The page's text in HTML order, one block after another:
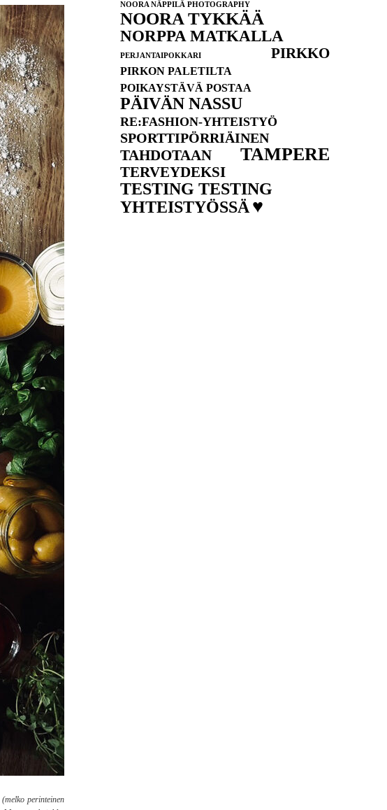
(melko perinteinen
NOORA NÄPPILÄ PHOTOGRAPHY
NOORA TYKKÄÄ
NORPPA MATKALLA
PERJANTAIPOKKARI PIRKKO
PIRKON PALETILTA
POIKAYSTÄVÄ POSTAA
PÄIVÄN NASSU
RE:FASHION-YHTEISTYÖ
SPORTTIPÖRRIÄINEN
TAHDOTAAN TAMPERE
TERVEYDEKSI
TESTING TESTING
YHTEISTYÖSSÄ♥